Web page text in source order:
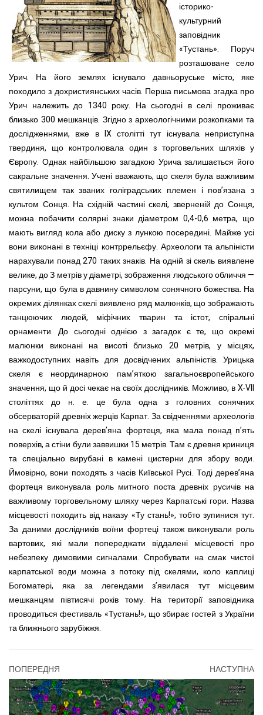
історико-
культурний
заповідник
«Тустань». Поруч
розташоване село
Урич. На його землях існувало давньоруське місто, яке
походило з дохристиянських часів. Перша письмова згадка про
Урич належить до 1340 року. На сьогодні в селі проживає
близько 300 мешканців. Згідно з археологічними розкопками та
дослідженнями, вже в IX столітті тут існувала неприступна
твердиня, що контролювала один з торговельних шляхів у
Європу. Однак найбільшою загадкою Урича залишається його
сакральне значення. Учені вважають, що скеля була важливим
святилищем так званих голіградських племен і пов’язана з
культом Сонця. На східній частині скелі, зверненій до Сонця,
можна побачити солярні знаки діаметром 0,4-0,6 метра, що
мають вигляд кола або диску з лункою посередині. Майже усі
вони виконані в техніці контррельєфу. Археологи та альпіністи
нарахували понад 270 таких знаків. На одній зі скель виявлене
велике, до З метрів у діаметрі, зображення людського обличчя —
парсуни, що була в давнину символом сонячного божества. На
окремих ділянках скелі виявлено ряд малюнків, що зображають
танцюючих людей, міфічних тварин та істот, спіральні
орнаменти. До сьогодні однією з загадок є те, що окремі
малюнки виконані на висоті близько 20 метрів, у місцях,
важкодоступних навіть для досвідчених альпіністів. Урицька
скеля є неординарною пам’яткою загальноєвропейського
значення, що й досі чекає на своїх дослідників. Можливо, в X-VII
століттях до н. е. це була одна з головних сонячних
обсерваторій древніх жерців Карпат. За свідченнями археологів
на скелі існувала дерев’яна фортеця, яка мала понад п’ять
поверхів, а стіни були заввишки 15 метрів. Там є древня криниця
та спеціально вирубані в камені цистерни для збору води.
Ймовірно, вони походять з часів Київської Русі. Тоді дерев’яна
фортеця виконувала роль митного поста древніх русичів на
важливому торговельному шляху через Карпатські гори. Назва
місцевості походить від наказу «Ту стань!», тобто зупинися тут.
За даними дослідників воїни фортеці також виконували роль
вартових, які мали попереджати віддалені місцевості про
небезпеку димовими сигналами. Спробувати на смак чистої
карпатської води можна з потоку під скелями, коло каплиці
Богоматері, яка за легендами з’явилася тут місцевим
мешканцям півтисячі років тому. На території заповідника
проводиться фестиваль «Тустань!», що збирає гостей з України
та ближнього зарубіжжя.
ПОПЕРЕДНЯ НАСТУПНА